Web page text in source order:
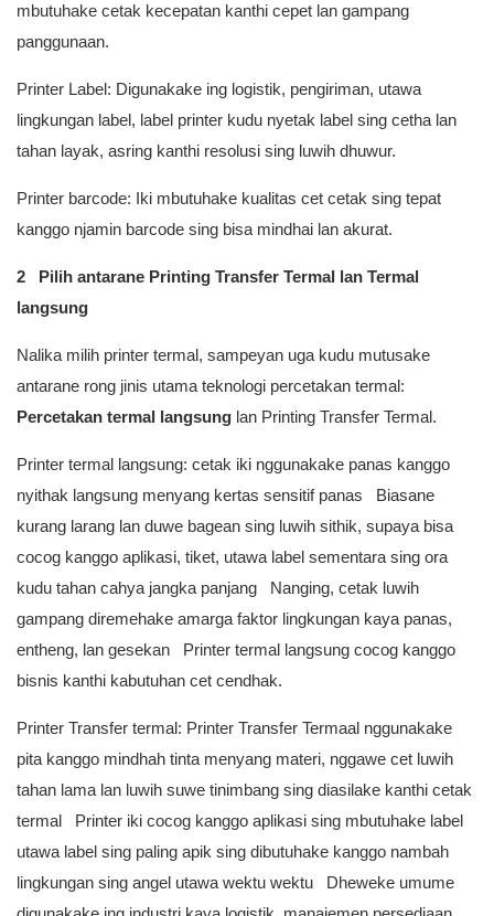
mbutuhake cetak kecepatan kanthi cepet lan gampang
panggunaan.
Printer Label: Digunakake ing logistik, pengiriman, utawa
lingkungan label, label printer kudu nyetak label sing cetha lan
tahan layak, asring kanthi resolusi sing luwih dhuwur.
Printer barcode: Iki mbutuhake kualitas cet cetak sing tepat
kanggo njamin barcode sing bisa mindhai lan akurat.
2 Pilih antarane Printing Transfer Termal lan Termal
langsung
Nalika milih printer termal, sampeyan uga kudu mutusake
antarane rong jinis utama teknologi percetakan termal:
Percetakan termal langsung lan Printing Transfer Termal.
Printer termal langsung: cetak iki nggunakake panas kanggo
nyithak langsung menyang kertas sensitif panas Biasane
kurang larang lan duwe bagean sing luwih sithik, supaya bisa
cocog kanggo aplikasi, tiket, utawa label sementara sing ora
kudu tahan cahya jangka panjang Nanging, cetak luwih
gampang diremehake amarga faktor lingkungan kaya panas,
entheng, lan gesekan Printer termal langsung cocog kanggo
bisnis kanthi kabutuhan cet cendhak.
Printer Transfer termal: Printer Transfer Termaal nggunakake
pita kanggo mindhah tinta menyang materi, nggawe cet luwih
tahan lama lan luwih suwe tinimbang sing diasilake kanthi cetak
termal Printer iki cocog kanggo aplikasi sing mbutuhake label
utawa label sing paling apik sing dibutuhake kanggo nambah
lingkungan sing angel utawa wektu wektu Dheweke umume